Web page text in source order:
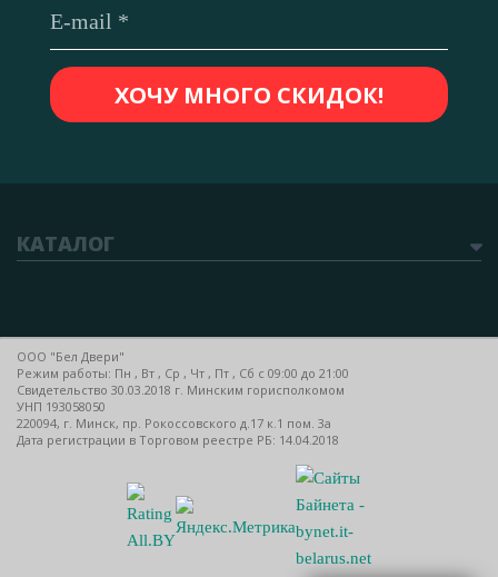
КАТАЛОГ
ООО "Бел Двери"
Режим работы: Пн , Вт , Ср , Чт , Пт , Сб c 09:00 до 21:00
Свидетельство 30.03.2018 г. Минским горисполкомом
УНП 193058050
220094, г. Минск, пр. Рокоссовского д.17 к.1 пом. 3а
Дата регистрации в Торговом реестре РБ: 14.04.2018